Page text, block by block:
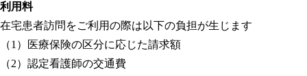
利用料
在宅患者訪問をご利用の際は以下の負担が生じます
（1）医療保険の区分に応じた請求額
（2）認定看護師の交通費